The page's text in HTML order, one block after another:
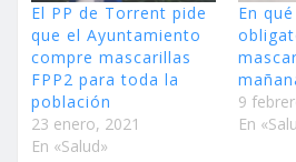
El PP de Torrent pide
que el Ayuntamiento
compre mascarillas
FPP2 para toda la
población
23 enero, 2021
En «Salud»
En
9
En